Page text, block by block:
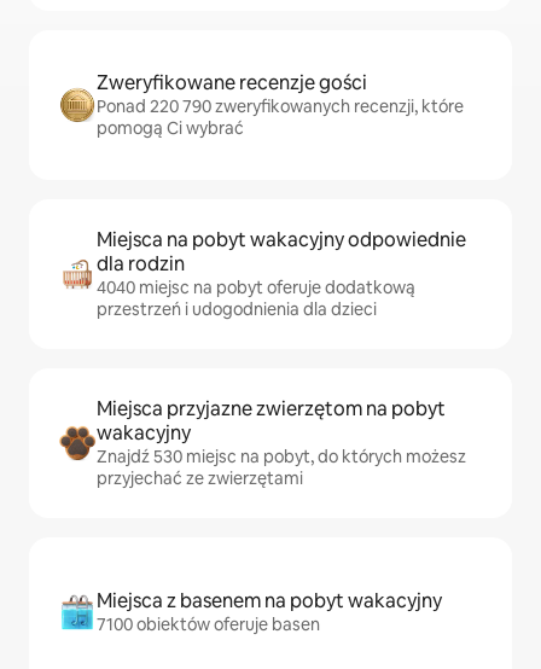
Zweryfikowane recenzje gości
Ponad 220 790 zweryfikowanych recenzji, które
pomogą Ci wybrać
Miejsca na pobyt wakacyjny odpowiednie
dla rodzin
4040 miejsc na pobyt oferuje dodatkową
przestrzeń i udogodnienia dla dzieci
Miejsca przyjazne zwierzętom na pobyt
wakacyjny
Znajdź 530 miejsc na pobyt, do których możesz
przyjechać ze zwierzętami
Miejsca z basenem na pobyt wakacyjny
7100 obiektów oferuje basen